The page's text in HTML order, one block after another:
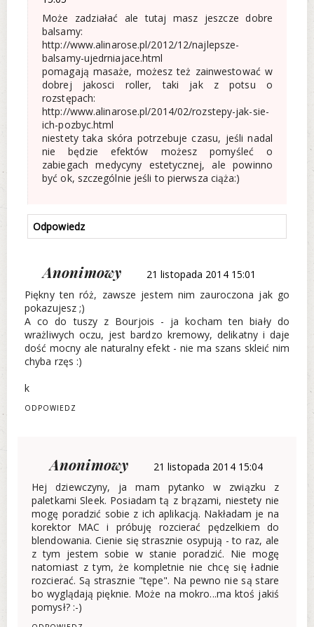
Może zadziałać ale tutaj masz jeszcze dobre
balsamy:
http://www.alinarose.pl/2012/12/najlepsze-
balsamy-ujedrniajace.html
pomagają masaże, możesz też zainwestować w
dobrej jakosci roller, taki jak z potsu o
rozstępach:
http://www.alinarose.pl/2014/02/rozstepy-jak-sie-
ich-pozbyc.html
niestety taka skóra potrzebuje czasu, jeśli nadal
nie będzie efektów możesz pomyśleć o
zabiegach medycyny estetycznej, ale powinno
być ok, szczególnie jeśli to pierwsza ciąża:)
Odpowiedz
Anonimowy
21 listopada 2014 15:01
Piękny ten róż, zawsze jestem nim zauroczona jak go
pokazujesz ;)
A co do tuszy z Bourjois - ja kocham ten biały do
wrażliwych oczu, jest bardzo kremowy, delikatny i daje
dość mocny ale naturalny efekt - nie ma szans skleić nim
chyba rzęs :)
k
ODPOWIEDZ
Anonimowy
21 listopada 2014 15:04
Hej dziewczyny, ja mam pytanko w związku z
paletkami Sleek. Posiadam tą z brązami, niestety nie
mogę poradzić sobie z ich aplikacją. Nakładam je na
korektor MAC i próbuję rozcierać pędzelkiem do
blendowania. Cienie się strasznie osypują - to raz, ale
z tym jestem sobie w stanie poradzić. Nie mogę
natomiast z tym, że kompletnie nie chcę się ładnie
rozcierać. Są strasznie "tępe". Na pewno nie są stare
bo wyglądają pięknie. Może na mokro...ma ktoś jakiś
pomysł? :-)